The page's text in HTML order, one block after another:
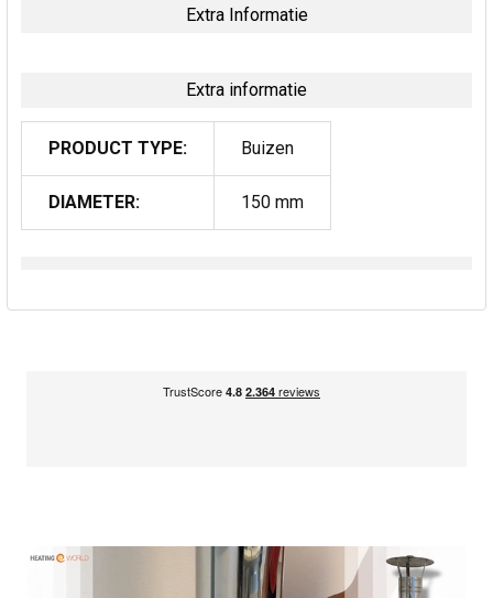
Extra Informatie
Extra informatie
PRODUCT TYPE: Buizen
DIAMETER: 150 mm